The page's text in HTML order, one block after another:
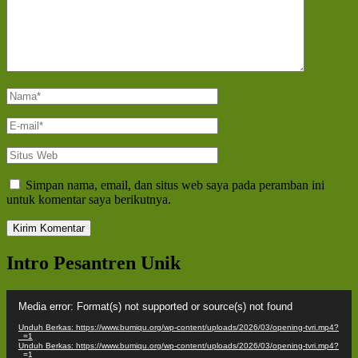
Nama*
E-
mail*
Situs
Web
Simpan nama, email, dan situs web saya pada peramban ini
untuk komentar saya berikutnya.
Intro Pesantren Unik
Video
Media error: Format(s) not supported or source(s) not found
Unduh Berkas: https://www.bumiqu.org/wp-content/uploads/2026/03/opening-tvri.mp4?
_=1
Unduh Berkas: https://www.bumiqu.org/wp-content/uploads/2026/03/opening-tvri.mp4?
_=1